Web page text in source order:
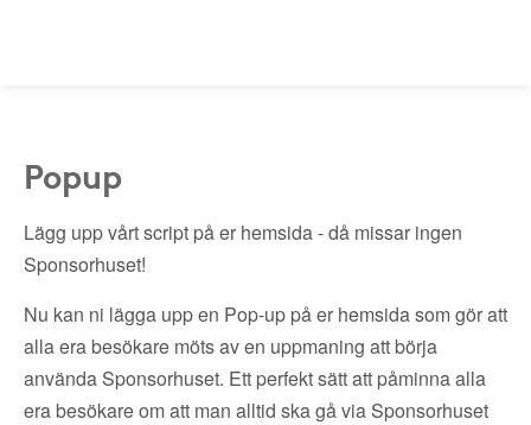
Popup
Lägg upp vårt script på er hemsida - då missar ingen
Sponsorhuset!
Nu kan ni lägga upp en Pop-up på er hemsida som gör att
alla era besökare möts av en uppmaning att börja
använda Sponsorhuset. Ett perfekt sätt att påminna alla
era besökare om att man alltid ska gå via Sponsorhuset